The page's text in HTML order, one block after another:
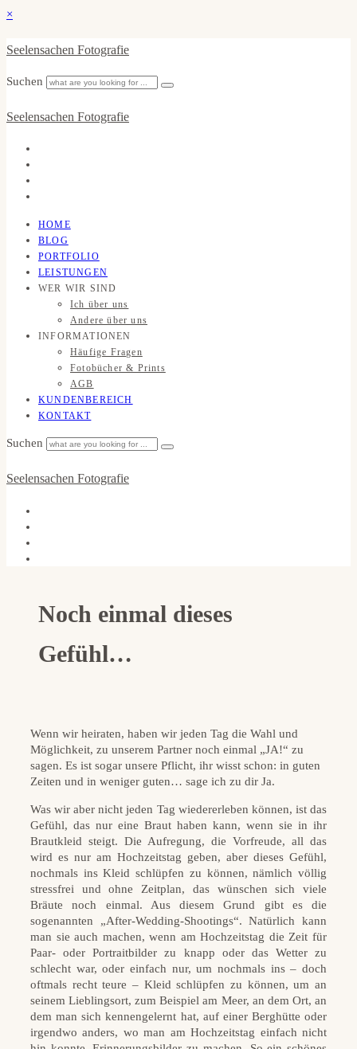
×
Seelensachen Fotografie
Suchen
Seelensachen Fotografie
HOME
BLOG
PORTFOLIO
LEISTUNGEN
WER WIR SIND
Ich über uns
Andere über uns
INFORMATIONEN
Häufige Fragen
Fotobücher & Prints
AGB
KUNDENBEREICH
KONTAKT
Suchen
Seelensachen Fotografie
Noch einmal dieses
Gefühl…
Wenn wir heiraten, haben wir jeden Tag die Wahl und
Möglichkeit, zu unserem Partner noch einmal „JA!“ zu
sagen. Es ist sogar unsere Pflicht, ihr wisst schon: in guten
Zeiten und in weniger guten… sage ich zu dir Ja.
Was wir aber nicht jeden Tag wiedererleben können, ist das
Gefühl, das nur eine Braut haben kann, wenn sie in ihr
Brautkleid steigt. Die Aufregung, die Vorfreude, all das
wird es nur am Hochzeitstag geben, aber dieses Gefühl,
nochmals ins Kleid schlüpfen zu können, nämlich völlig
stressfrei und ohne Zeitplan, das wünschen sich viele
Bräute noch einmal. Aus diesem Grund gibt es die
sogenannten „After-Wedding-Shootings“. Natürlich kann
man sie auch machen, wenn am Hochzeitstag die Zeit für
Paar- oder Portraitbilder zu knapp oder das Wetter zu
schlecht war, oder einfach nur, um nochmals ins – doch
oftmals recht teure – Kleid schlüpfen zu können, um an
seinem Lieblingsort, zum Beispiel am Meer, an dem Ort, an
dem man sich kennengelernt hat, auf einer Berghütte oder
irgendwo anders, wo man am Hochzeitstag einfach nicht